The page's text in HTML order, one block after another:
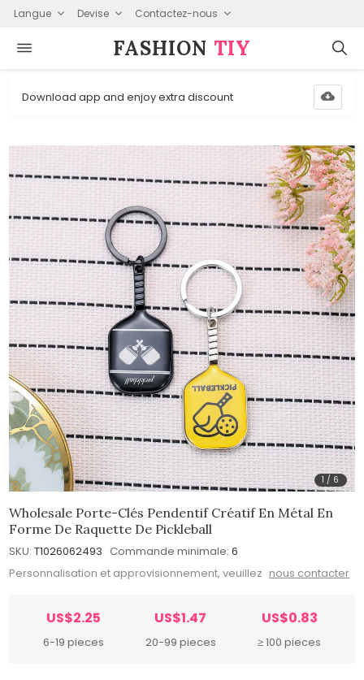
Langue Devise Contactez-nous
FASHION⁠ TIY
Download app and enjoy extra discount
1 / 6
Wholesale Porte-Clés Pendentif Créatif En Métal En
Forme De Raquette De Pickleball
SKU: T1026062493 Commande minimale: 6
Personnalisation et approvisionnement, veuillez nous contacter
US$2.25
6-19 pieces
US$1.47
20-99 pieces
US$0.83
≥ 100 pieces